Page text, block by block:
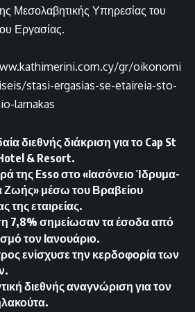
Μεσολαβητικής Υπηρεσίας του
Εργασίας.
gr/oikonomi
stasi-ergasias-se-etaireia-sto-
larnakas
διεθνής διάκριση για το Cap St
& Resort.
της Esso στο «Ιασόνειο Ίδρυμα-
μέσω του Βραβείου
της εταιρείας.
7,8% σημείωσαν τα έσοδα από
τον Ιανουάριο.
ενίσχυσε την κερδοφορία των
διεθνής αναγνώριση για τον